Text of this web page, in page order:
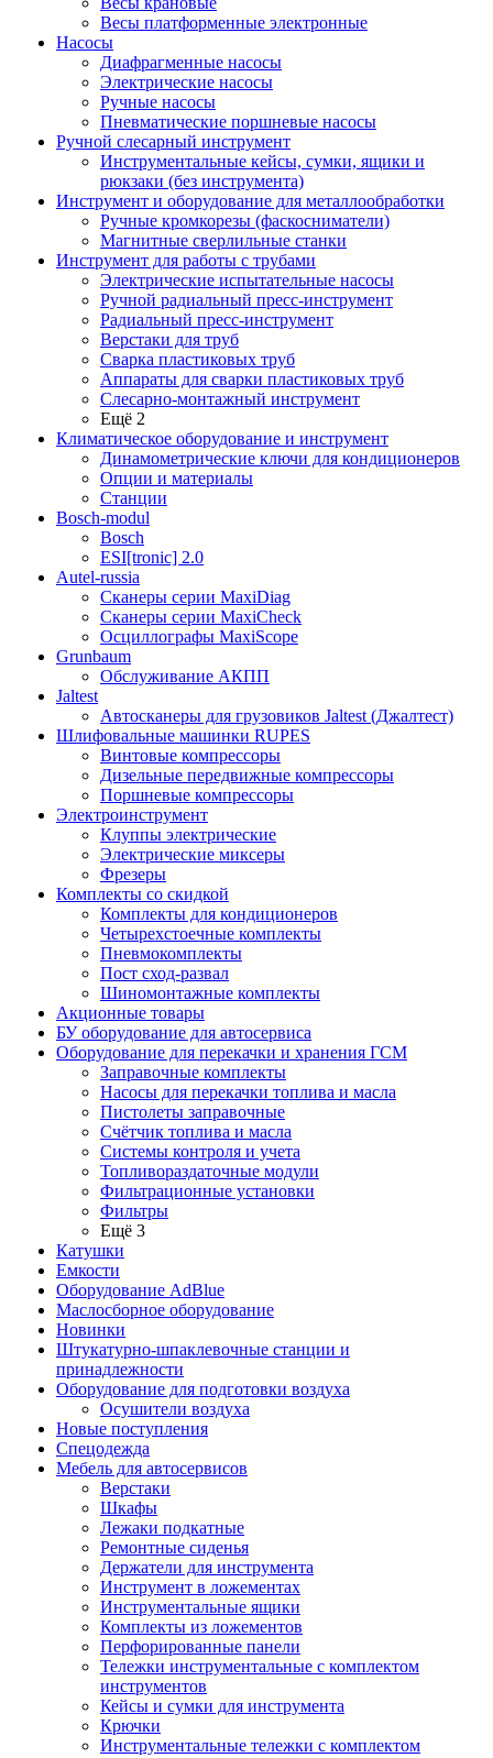
Весы платформенные электронные
Насосы
Диафрагменные насосы
Электрические насосы
Ручные насосы
Пневматические поршневые насосы
Ручной слесарный инструмент
Инструментальные кейсы, сумки, ящики и
рюкзаки (без инструмента)
Инструмент и оборудование для металлообработки
Ручные кромкорезы (фаскосниматели)
Магнитные сверлильные станки
Инструмент для работы с трубами
Электрические испытательные насосы
Ручной радиальный пресс-инструмент
Радиальный пресс-инструмент
Верстаки для труб
Сварка пластиковых труб
Аппараты для сварки пластиковых труб
Слесарно-монтажный инструмент
Ещё 2
Климатическое оборудование и инструмент
Динамометрические ключи для кондиционеров
Опции и материалы
Станции
Bosch-modul
Bosch
ESI[tronic] 2.0
Autel-russia
Сканеры серии MaxiDiag
Сканеры серии MaxiCheck
Осциллографы MaxiScope
Grunbaum
Обслуживание АКПП
Jaltest
Автосканеры для грузовиков Jaltest (Джалтест)
Шлифовальные машинки RUPES
Винтовые компрессоры
Дизельные передвижные компрессоры
Поршневые компрессоры
Электроинструмент
Клуппы электрические
Электрические миксеры
Фрезеры
Комплекты со скидкой
Комплекты для кондиционеров
Четырехстоечные комплекты
Пневмокомплекты
Пост сход-развал
Шиномонтажные комплекты
Акционные товары
БУ оборудование для автосервиса
Оборудование для перекачки и хранения ГСМ
Заправочные комплекты
Насосы для перекачки топлива и масла
Пистолеты заправочные
Счётчик топлива и масла
Системы контроля и учета
Топливораздаточные модули
Фильтрационные установки
Фильтры
Ещё 3
Катушки
Емкости
Оборудование AdBlue
Маслосборное оборудование
Новинки
Штукатурно-шпаклевочные станции и
принадлежности
Оборудование для подготовки воздуха
Осушители воздуха
Новые поступления
Спецодежда
Мебель для автосервисов
Верстаки
Шкафы
Лежаки подкатные
Ремонтные сиденья
Держатели для инструмента
Инструмент в ложементах
Инструментальные ящики
Комплекты из ложементов
Перфорированные панели
Тележки инструментальные с комплектом
инструментов
Кейсы и сумки для инструмента
Крючки
Инструментальные тележки с комплектом